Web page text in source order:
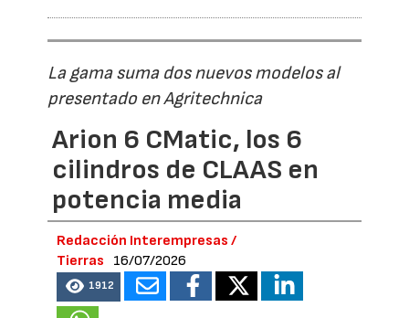
La gama suma dos nuevos modelos al
presentado en Agritechnica
Arion 6 CMatic, los 6
cilindros de CLAAS en
potencia media
Redacción Interempresas /
Tierras
16/07/2026
1912